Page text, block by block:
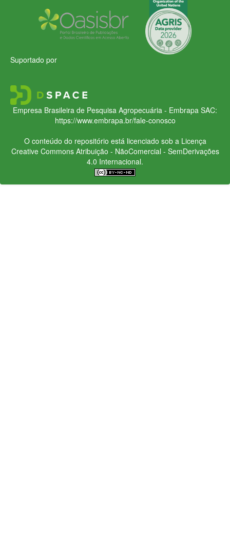
Suportado por
Empresa Brasileira de Pesquisa Agropecuária - Embrapa SAC:
https://www.embrapa.br/fale-conosco
O conteúdo do repositório está licenciado sob a Licença
Creative CommonsAtribuição - NãoComercial - SemDerivações
4.0 Internacional.